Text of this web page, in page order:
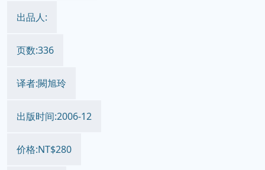
出品人:
页数:336
译者:闕旭玲
出版时间:2006-12
价格:NT$280